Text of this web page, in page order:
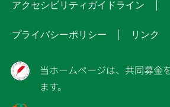
アクセシビリティガイドライン
プライバシーポリシー リンク
当ホームページは、共同募金
ます。